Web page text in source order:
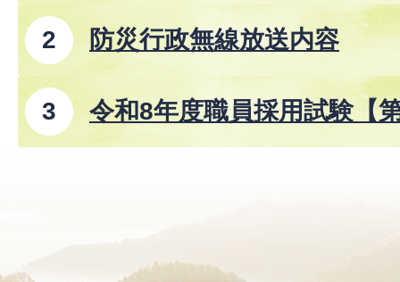
防災行政無線放送内容
令和8年度職員採用試験【